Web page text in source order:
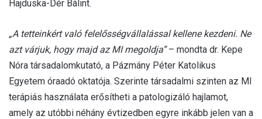
Hajduska-Dér Bálint.
„A tetteinkért való felelősségvállalással kellene kezdeni. Ne
azt várjuk, hogy majd az MI megoldja”– mondta dr. Kepe
Nóra társadalomkutató, a Pázmány Péter Katolikus
Egyetem óraadó oktatója. Szerinte társadalmi szinten az MI
terápiás használata erősítheti a patologizáló hajlamot,
amely az utóbbi néhány évtizedben egyre inkább jelen van a